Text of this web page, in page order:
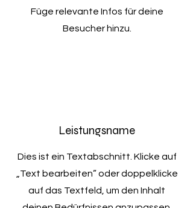
Füge relevante Infos für deine
Besucher hinzu.
Leistungsname
Dies ist ein Textabschnitt. Klicke auf
„Text bearbeiten” oder doppelklicke
auf das Textfeld, um den Inhalt